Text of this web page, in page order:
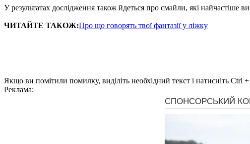
У результатах дослідження також йдеться про смайли, які найчастіше
ЧИТАЙТЕ ТАКОЖ:Про що говорять твої фантазії у ліжку
Якщо ви помітили помилку, виділіть необхідний текст і натисніть
Реклама: